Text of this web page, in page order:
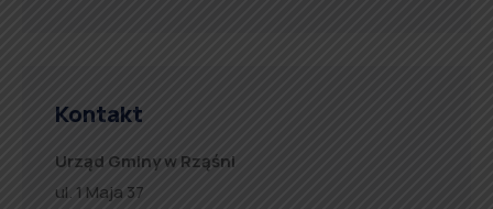
Kontakt
Urząd Gminy w Rząśni
ul. 1 Maja 37